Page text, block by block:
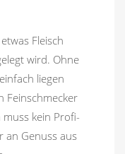
Fleisch
wird. Ohne
liegen
Feinschmecker
kein Profi-
an Genuss aus